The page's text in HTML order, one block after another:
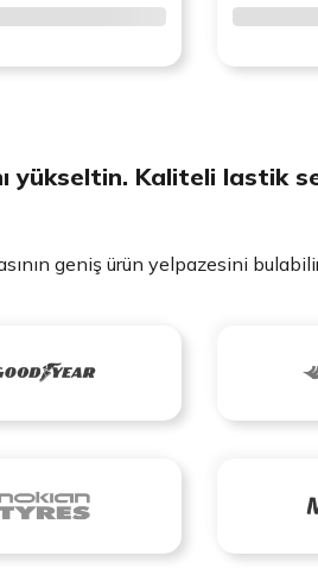
yükseltin. Kaliteli lastik
geniş ürün yelpazesini